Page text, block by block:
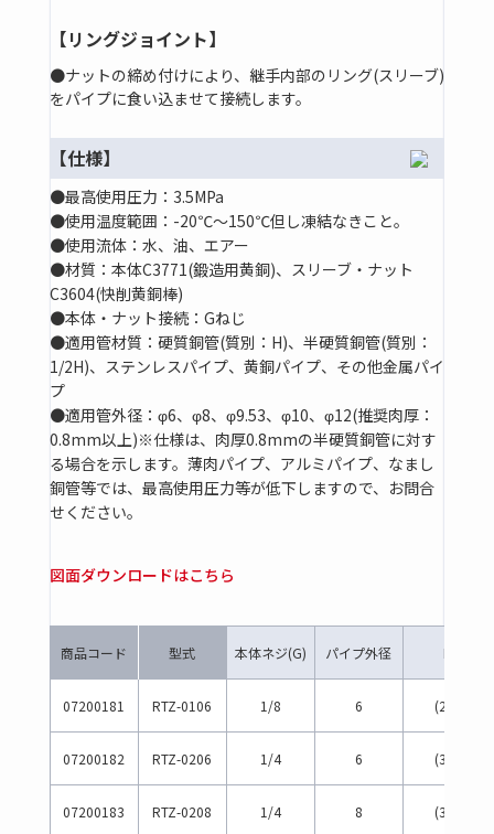
【リングジョイント】
●ナットの締め付けにより、継手内部のリング(スリーブ)
をパイプに食い込ませて接続します。
【仕様】
●最高使用圧力：3.5MPa
●使用温度範囲：-20℃～150℃但し凍結なきこと。
●使用流体：水、油、エアー
●材質：本体C3771(鍛造用黄銅)、スリーブ・ナット
C3604(快削黄銅棒)
●本体・ナット接続：Gねじ
●適用管材質：硬質銅管(質別：H)、半硬質銅管(質別：
1/2H)、ステンレスパイプ、黄銅パイプ、その他金属パイ
プ
●適用管外径：φ6、φ8、φ9.53、φ10、φ12(推奨肉厚：
0.8mm以上)※仕様は、肉厚0.8mmの半硬質銅管に対す
る場合を示します。薄肉パイプ、アルミパイプ、なまし
銅管等では、最高使用圧力等が低下しますので、お問合
せください。
図面ダウンロードはこちら
商品コード 型式 本体ネジ(G) パイプ外径 L
07200181 RTZ-0106 1/8 6 (28)
07200182 RTZ-0206 1/4 6 (34)
07200183 RTZ-0208 1/4 8 (34)